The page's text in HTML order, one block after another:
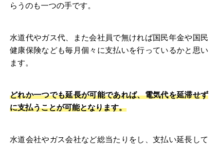
らうのも一つの手です。
水道代やガス代、また会社員で無ければ国民年金や国民
健康保険なども毎月個々に支払いを行っているかと思い
ます。
どれか一つでも延長が可能であれば、電気代を延滞せず
に支払うことが可能となります。
水道会社やガス会社など総当たりをし、支払い延長して